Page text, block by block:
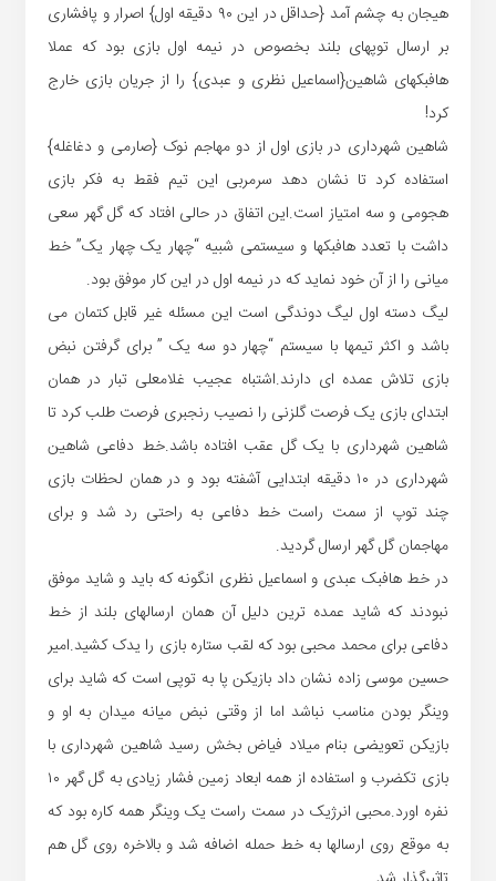
هیجان به چشم آمد {حداقل در این ۹۰ دقیقه اول} اصرار و پافشاری
بر ارسال توپهای بلند بخصوص در نیمه اول بازی بود که عملا
هافبکهای شاهین{اسماعیل نظری و عبدی} را از جریان بازی خارج
کرد!
شاهین شهرداری در بازی اول از دو مهاجم نوک {صارمی و دغاغله}
استفاده کرد تا نشان دهد سرمربی این تیم فقط به فکر بازی
هجومی و سه امتیاز است.این اتفاق در حالی افتاد که گل گهر سعی
داشت با تعدد هافبکها و سیستمی شبیه “چهار یک چهار یک” خط
میانی را از آن خود نماید که در نیمه اول در این کار موفق بود.
لیگ دسته اول لیگ دوندگی است این مسئله غیر قابل کتمان می
باشد و اکثر تیمها با سیستم “چهار دو سه یک ” برای گرفتن نبض
بازی تلاش عمده ای دارند.اشتباه عجیب غلامعلی تبار در همان
ابتدای بازی یک فرصت گلزنی را نصیب رنجبری فرصت طلب کرد تا
شاهین شهرداری با یک گل عقب افتاده باشد.خط دفاعی شاهین
شهرداری در ۱۰ دقیقه ابتدایی آشفته بود و در همان لحظات بازی
چند توپ از سمت راست خط دفاعی به راحتی رد شد و برای
مهاجمان گل گهر ارسال گردید.
در خط هافبک عبدی و اسماعیل نظری انگونه که باید و شاید موفق
نبودند که شاید عمده ترین دلیل آن همان ارسالهای بلند از خط
دفاعی برای محمد محبی بود که لقب ستاره بازی را یدک کشید.امیر
حسین موسی زاده نشان داد بازیکن پا به توپی است که شاید برای
وینگر بودن مناسب نباشد اما از وقتی نبض میانه میدان به او و
بازیکن تعویضی بنام میلاد فیاض بخش رسید شاهین شهرداری با
بازی تکضرب و استفاده از همه ابعاد زمین فشار زیادی به گل گهر ۱۰
نفره اورد.محبی انرژیک در سمت راست یک وینگر همه کاره بود که
به موقع روی ارسالها به خط حمله اضافه شد و بالاخره روی گل هم